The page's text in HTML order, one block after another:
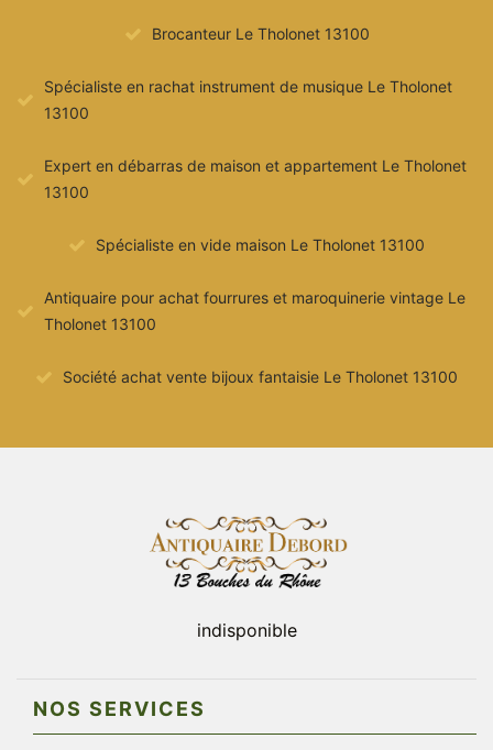
Brocanteur Le Tholonet 13100
Spécialiste en rachat instrument de musique Le Tholonet
13100
Expert en débarras de maison et appartement Le Tholonet
13100
Spécialiste en vide maison Le Tholonet 13100
Antiquaire pour achat fourrures et maroquinerie vintage Le
Tholonet 13100
Société achat vente bijoux fantaisie Le Tholonet 13100
indisponible
NOS SERVICES